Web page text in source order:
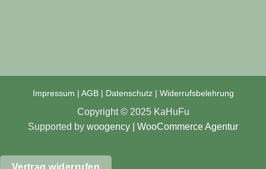
Impressum | AGB| Datenschutz| Widerrufsbelehrung
Copyright © 2025 KaHuFu
Supported by woogency | WooCommerceAgentur
Vertrag widerrufen